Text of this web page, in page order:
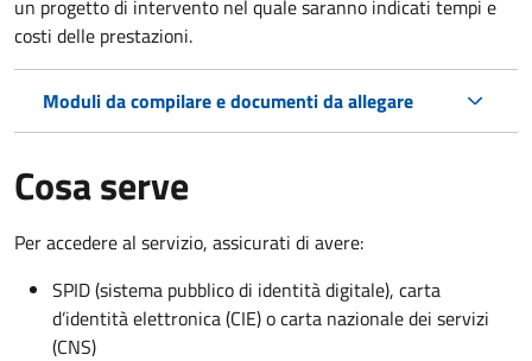
un progetto di intervento nel quale saranno indicati tempi e
costi delle prestazioni.
Moduli da compilare e documenti da allegare
Cosa serve
Per accedere al servizio, assicurati di avere:
SPID (sistema pubblico di identità digitale), carta
d’identità elettronica (CIE) o carta nazionale dei servizi
(CNS)